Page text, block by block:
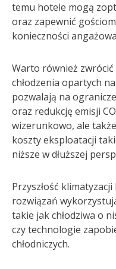
temu hotele mogą
oraz zapewnić
konieczności
Warto również
chłodzenia opartych
pozwalają na
oraz redukcję emisji
wizerunkowo, ale
koszty eksploatacji
niższe w dłuższej
Przyszłość
rozwiązań
takie jak chłodziwa o
czy technologie
chłodniczych.